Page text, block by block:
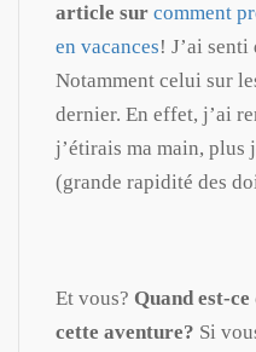
article sur comment
en vacances! J’ai senti
Notamment celui sur
dernier. En effet, j’ai
j’étirais ma main, plus
(grande rapidité des
Et vous? Quand est-ce
cette aventure? Si